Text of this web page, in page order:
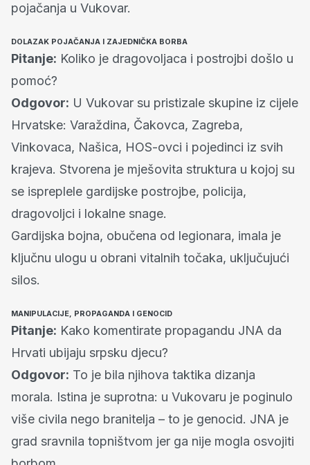
pojačanja u Vukovar.
DOLAZAK POJAČANJA I ZAJEDNIČKA BORBA
Pitanje: Koliko je dragovoljaca i postrojbi došlo u
pomoć?
Odgovor: U Vukovar su pristizale skupine iz cijele
Hrvatske: Varaždina, Čakovca, Zagreba,
Vinkovaca, Našica, HOS-ovci i pojedinci iz svih
krajeva. Stvorena je mješovita struktura u kojoj su
se ispreplele gardijske postrojbe, policija,
dragovoljci i lokalne snage.
Gardijska bojna, obučena od legionara, imala je
ključnu ulogu u obrani vitalnih točaka, uključujući
silos.
MANIPULACIJE, PROPAGANDA I GENOCID
Pitanje: Kako komentirate propagandu JNA da
Hrvati ubijaju srpsku djecu?
Odgovor: To je bila njihova taktika dizanja
morala. Istina je suprotna: u Vukovaru je poginulo
više civila nego branitelja – to je genocid. JNA je
grad sravnila topništvom jer ga nije mogla osvojiti